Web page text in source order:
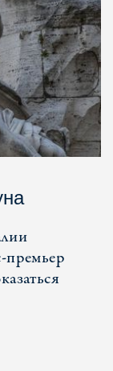
премьер